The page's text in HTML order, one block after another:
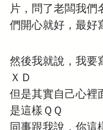
片，問了老闆我們
們開心就好，最好
然後我就說，我要
ＸＤ
但是其實自己心裡
是這樣ＱＱ
同事跟我說，你這